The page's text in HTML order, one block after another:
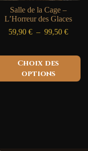
Salle de la Cage –
L’Horreur des Glaces
59,90 € – 99,50 €Plage
59,90 €
99,50 €
Choix des
options
Ce
produit
a